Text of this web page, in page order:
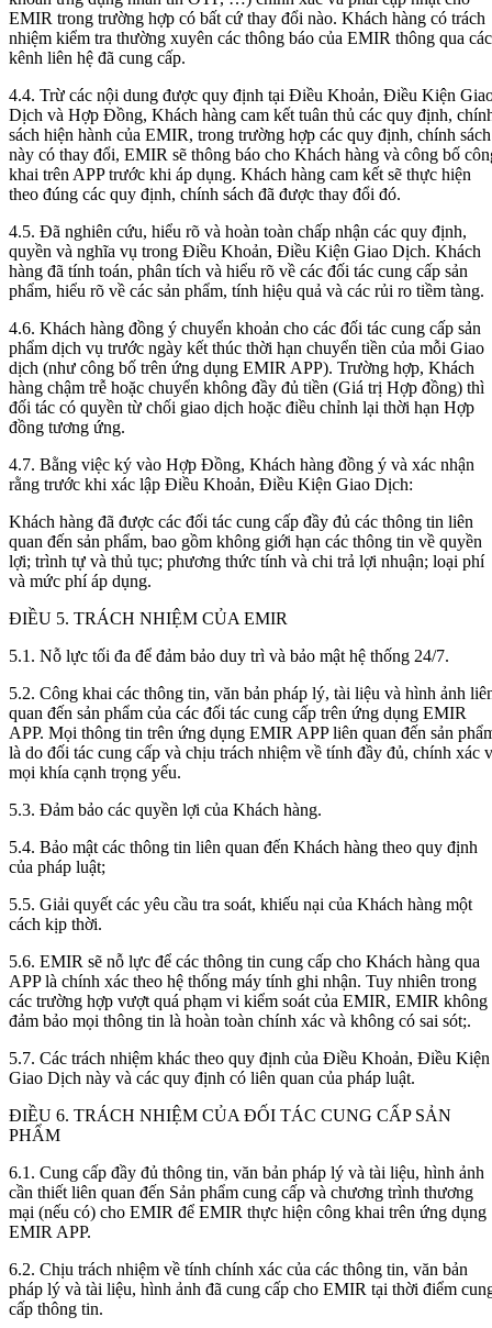
EMIR trong trường hợp có bất cứ thay đổi nào. Khách hàng có trách
nhiệm kiểm tra thường xuyên các thông báo của EMIR thông qua các
kênh liên hệ đã cung cấp.
4.4. Trừ các nội dung được quy định tại Điều Khoản, Điều Kiện
Dịch và Hợp Đồng, Khách hàng cam kết tuân thủ các quy định,
sách hiện hành của EMIR, trong trường hợp các quy định, chính sách
này có thay đổi, EMIR sẽ thông báo cho Khách hàng và công bố
khai trên APP trước khi áp dụng. Khách hàng cam kết sẽ thực hiện
theo đúng các quy định, chính sách đã được thay đổi đó.
4.5. Đã nghiên cứu, hiểu rõ và hoàn toàn chấp nhận các quy định,
quyền và nghĩa vụ trong Điều Khoản, Điều Kiện Giao Dịch. Khách
hàng đã tính toán, phân tích và hiểu rõ về các đối tác cung cấp sản
phẩm, hiểu rõ về các sản phẩm, tính hiệu quả và các rủi ro tiềm tàng.
4.6. Khách hàng đồng ý chuyển khoản cho các đối tác cung cấp sản
phẩm dịch vụ trước ngày kết thúc thời hạn chuyển tiền của mỗi Giao
dịch (như công bố trên ứng dụng EMIR APP). Trường hợp, Khách
hàng chậm trễ hoặc chuyển không đầy đủ tiền (Giá trị Hợp đồng) thì
đối tác có quyền từ chối giao dịch hoặc điều chỉnh lại thời hạn Hợp
đồng tương ứng.
4.7. Bằng việc ký vào Hợp Đồng, Khách hàng đồng ý và xác nhận
rằng trước khi xác lập Điều Khoản, Điều Kiện Giao Dịch:
Khách hàng đã được các đối tác cung cấp đầy đủ các thông tin liên
quan đến sản phẩm, bao gồm không giới hạn các thông tin về quyền
lợi; trình tự và thủ tục; phương thức tính và chi trả lợi nhuận; loại phí
và mức phí áp dụng.
ĐIỀU 5. TRÁCH NHIỆM CỦA EMIR
5.1. Nỗ lực tối đa để đảm bảo duy trì và bảo mật hệ thống 24/7.
5.2. Công khai các thông tin, văn bản pháp lý, tài liệu và hình ảnh
quan đến sản phẩm của các đối tác cung cấp trên ứng dụng EMIR
APP. Mọi thông tin trên ứng dụng EMIR APP liên quan đến sản
là do đối tác cung cấp và chịu trách nhiệm về tính đầy đủ, chính xác
mọi khía cạnh trọng yếu.
5.3. Đảm bảo các quyền lợi của Khách hàng.
5.4. Bảo mật các thông tin liên quan đến Khách hàng theo quy định
của pháp luật;
5.5. Giải quyết các yêu cầu tra soát, khiếu nại của Khách hàng một
cách kịp thời.
5.6. EMIR sẽ nỗ lực để các thông tin cung cấp cho Khách hàng qua
APP là chính xác theo hệ thống máy tính ghi nhận. Tuy nhiên trong
các trường hợp vượt quá phạm vi kiểm soát của EMIR, EMIR không
đảm bảo mọi thông tin là hoàn toàn chính xác và không có sai sót;.
5.7. Các trách nhiệm khác theo quy định của Điều Khoản, Điều Kiện
Giao Dịch này và các quy định có liên quan của pháp luật.
ĐIỀU 6. TRÁCH NHIỆM CỦA ĐỐI TÁC CUNG CẤP SẢN
PHẨM
6.1. Cung cấp đầy đủ thông tin, văn bản pháp lý và tài liệu, hình ảnh
cần thiết liên quan đến Sản phẩm cung cấp và chương trình thương
mại (nếu có) cho EMIR để EMIR thực hiện công khai trên ứng dụng
EMIR APP.
6.2. Chịu trách nhiệm về tính chính xác của các thông tin, văn bản
pháp lý và tài liệu, hình ảnh đã cung cấp cho EMIR tại thời điểm
cấp thông tin.